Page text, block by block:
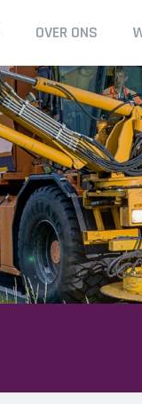
OVER ONS